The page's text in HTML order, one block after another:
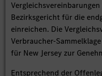
Bezirksgericht für die
einreichen. Die
Verbraucher-
für New Jersey zur
Entsprechend der